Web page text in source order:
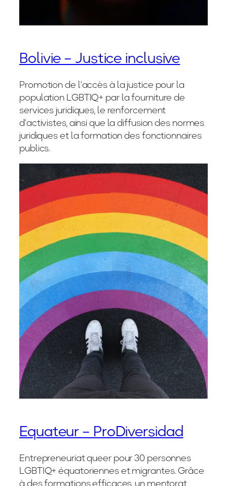
Bolivie – Justice inclusive
Promotion de l’accès à la justice pour la
population LGBTIQ+ par la fourniture de
services juridiques, le renforcement
d’activistes, ainsi que la diffusion des normes
juridiques et la formation des fonctionnaires
publics.
Equateur – ProDiversidad
Entrepreneuriat queer pour 30 personnes
LGBTIQ+ équatoriennes et migrantes. Grâce